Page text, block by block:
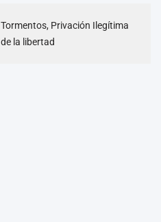
Tormentos, Privación Ilegítima
de la libertad